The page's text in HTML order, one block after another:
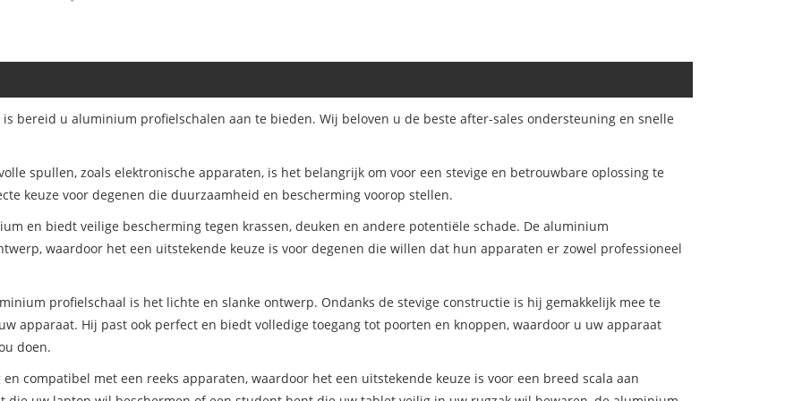
bereid u aluminium profielschalen aan te bieden. Wij beloven u de beste after-sales ondersteuning en snelle
spullen, zoals elektronische apparaten, is het belangrijk om voor een stevige en betrouwbare oplossing te
keuze voor degenen die duurzaamheid en bescherming voorop stellen.
en biedt veilige bescherming tegen krassen, deuken en andere potentiële schade. De aluminium
waardoor het een uitstekende keuze is voor degenen die willen dat hun apparaten er zowel professioneel
profielschaal is het lichte en slanke ontwerp. Ondanks de stevige constructie is hij gemakkelijk mee te
apparaat. Hij past ook perfect en biedt volledige toegang tot poorten en knoppen, waardoor u uw apparaat
doen.
compatibel met een reeks apparaten, waardoor het een uitstekende keuze is voor een breed scala aan